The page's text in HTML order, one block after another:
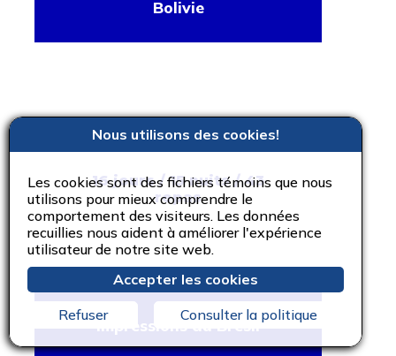
Bolivie
16 jours / 15 nuits / 43
repas
Impressions du Brésil
Nous utilisons des cookies!
Les cookies sont des fichiers témoins que nous
utilisons pour mieux comprendre le
comportement des visiteurs. Les données
recuillies nous aident à améliorer l'expérience
utilisateur de notre site web.
Accepter les cookies
Refuser
Consulter la politique